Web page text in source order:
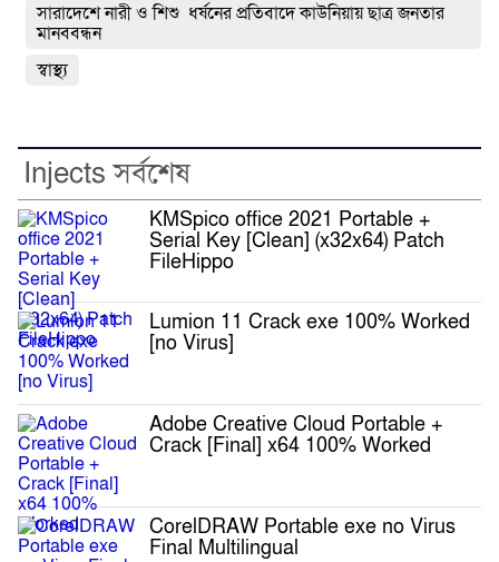
সারাদেশে নারী ও শিশু ধর্ষনের প্রতিবাদে কাউনিয়ায় ছাত্র জনতার
মানববন্ধন
স্বাস্থ্য
Injects সর্বশেষ
KMSpico office 2021 Portable +
Serial Key [Clean] (x32x64) Patch
FileHippo
Lumion 11 Crack exe 100% Worked
[no Virus]
Adobe Creative Cloud Portable +
Crack [Final] x64 100% Worked
CorelDRAW Portable exe no Virus
Final Multilingual